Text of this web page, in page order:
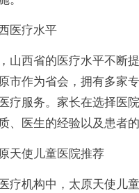
医疗水平
山西省的医疗水平不断
市作为省会，拥有多家
疗服务。家长在选择医
、医生的经验以及患者的
天使儿童医院推荐
疗机构中，太原天使儿